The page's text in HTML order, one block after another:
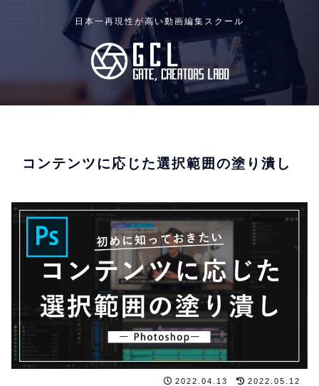
日本一再現性が高い動画編集スクール
コンテンツに応じた選択範囲の塗り潰し
2022.04.13 2022.05.12